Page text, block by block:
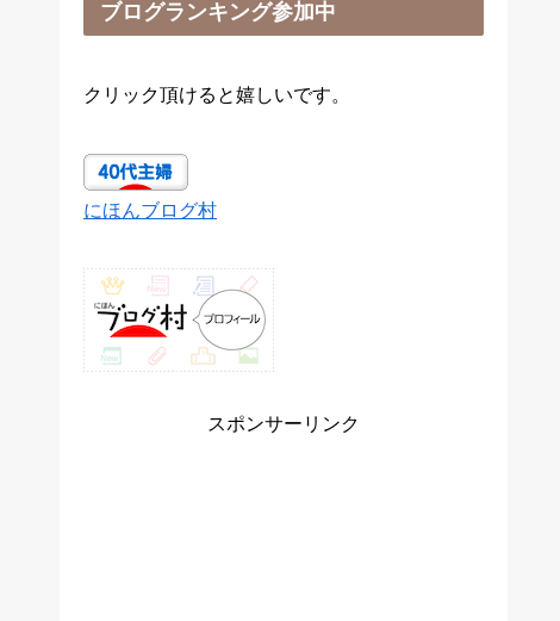
ブログランキング参加中
クリック頂けると嬉しいです。
にほんブログ村
スポンサーリンク